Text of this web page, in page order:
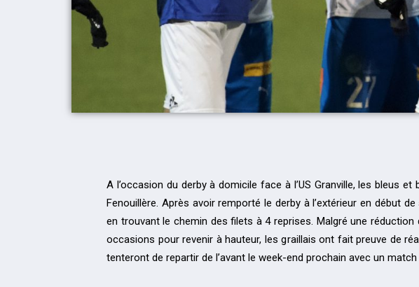
A l’occasion du derby à domicile face à l’US Granville, les bleus
Fenouillère. Après avoir remporté le derby à l’extérieur en début
en trouvant le chemin des filets à 4 reprises. Malgré une
occasions pour revenir à hauteur, les graillais ont fait preuve de
tenteront de repartir de l’avant le week-end prochain avec un